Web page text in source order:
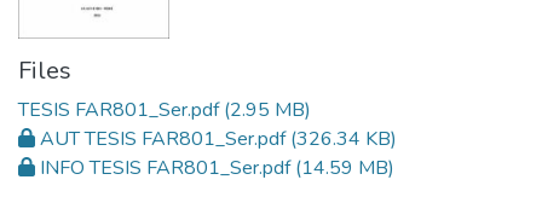
Files
TESIS FAR801_Ser.pdf(2.95 MB)
AUT TESIS FAR801_Ser.pdf(326.34 KB)
INFO TESIS FAR801_Ser.pdf(14.59 MB)